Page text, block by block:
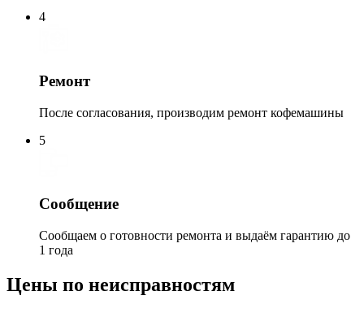
4
Ремонт
После согласования, производим ремонт кофемашины
5
Сообщение
Сообщаем о готовности ремонта и выдаём гарантию до
1 года
Цены по неисправностям